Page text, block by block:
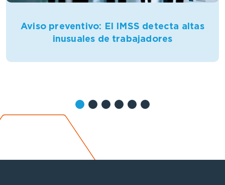
Aviso preventivo: El IMSS detecta altas
inusuales de trabajadores